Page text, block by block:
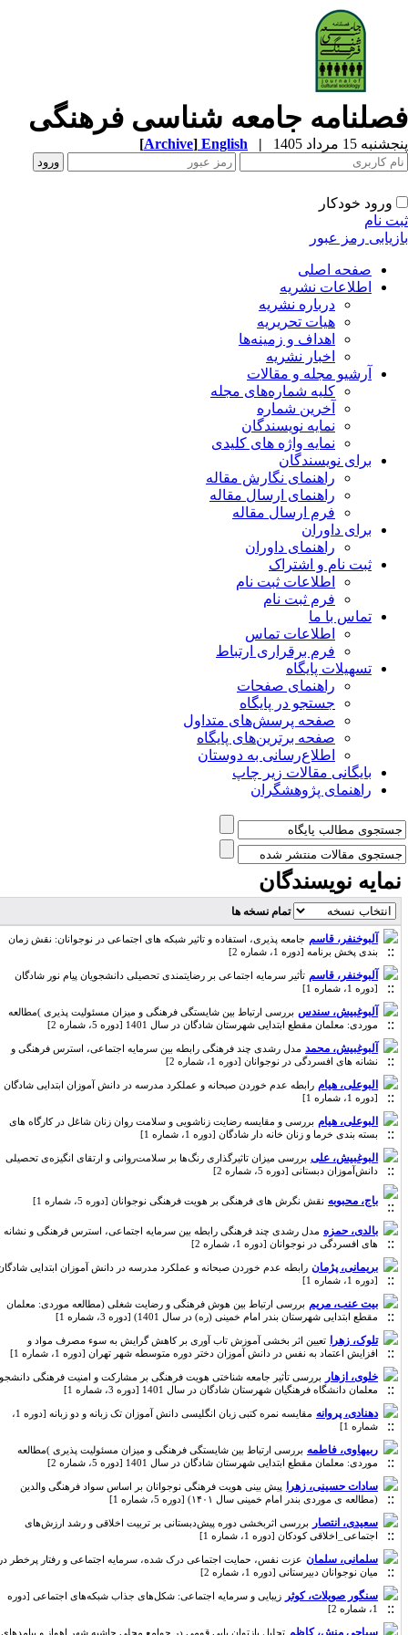
جامعه شناسی فرهنگی
15 مرداد 1405 |
English
[Archive]
ورود خودکار
نام
رمز عبور
صفحه اصلی
اطلاعات نشریه
درباره نشریه
هیات تحریریه
اهداف و زمینه‌ها
اخبار نشریه
آرشیو مجله و مقالات
کلیه شماره‌های مجله
آخرین شماره
نمایه نویسندگان
نمایه واژه های کلیدی
برای نویسندگان
راهنمای نگارش مقاله
راهنمای ارسال مقاله
فرم ارسال مقاله
برای داوران
راهنمای داوران
ثبت نام و اشتراک
اطلاعات ثبت نام
فرم ثبت نام
تماس با ما
اطلاعات تماس
فرم برقراری ارتباط
تسهیلات پایگاه
راهنمای صفحات
جستجو در پایگاه
صفحه پرسش‌های متداول
صفحه برترین‌های پایگاه
اطلاع‌رسانی به دوستان
بایگانی مقالات زیر چاپ
راهنمای پژوهشگران
نویسندگان
تمام نسخه ها
آلبوخنفر، قاسم جامعه پذیری، استفاده و تاثیر شبکه های اجتماعی در نوجوانان: نقش زمان
بندی پخش برنامه [دوره 1، شماره 2]
آلبوخنفر، قاسم تأثیر سرمایه اجتماعی بر رضایتمندی تحصیلی دانشجویان پیام نور شادگان
[دوره 1، شماره 1]
آلبوغبیش، سندس بررسی ارتباط بین شایستگی فرهنگی و میزان مسئولیت پذیری )مطالعه
موردی: معلمان مقطع ابتدایی شهرستان شادگان در سال 1401 [دوره 5، شماره 2]
آلبوغبیش، محمد مدل رشدی چند فرهنگی رابطه بین سرمایه اجتماعی، استرس فرهنگی و
نشانه های افسردگی در نوجوانان [دوره 1، شماره 2]
البوعلی، هیام رابطه عدم خوردن صبحانه و عملکرد مدرسه در دانش آموزان ابتدایی شادگان
[دوره 1، شماره 1]
البوعلی، هیام بررسی و مقایسه رضایت زناشویی و سلامت روان زنان شاغل در کارگاه های
بسته بندی خرما و زنان خانه دار شادگان [دوره 1، شماره 1]
البوغبیش، علی بررسی میزان تاثیرگذاری رنگ‌ها بر سلامت‌روانی و ارتقای انگیزه‌ی تحصیلی
دانش‌آموزان دبستانی [دوره 5، شماره 2]
باج، محبوبه نقش نگرش های فرهنگی بر هویت فرهنگی نوجوانان [دوره 5، شماره 1]
بالدی، حمزه مدل رشدی چند فرهنگی رابطه بین سرمایه اجتماعی، استرس فرهنگی و نشانه
های افسردگی در نوجوانان [دوره 1، شماره 2]
بریمانی، پژمان رابطه عدم خوردن صبحانه و عملکرد مدرسه در دانش آموزان ابتدایی شادگان
[دوره 1، شماره 1]
بیت عنب، مریم بررسی ارتباط بین هوش فرهنگی و رضایت شغلی (مطالعه موردی: معلمان
مقطع ابتدایی شهرستان بندر امام خمینی (ره) در سال 1401) [دوره 3، شماره 1]
تلوک، زهرا تعیین اثر بخشی آموزش تاب آوری بر کاهش گرایش به سوء مصرف مواد و
افزایش اعتماد به نفس در دانش آموزان دختر دوره متوسطه شهر تهران [دوره 1، شماره 1]
خلوی، ازهار بررسی تأثیر جامعه شناختی هویت فرهنگی بر مشارکت و امنیت فرهنگی دانشجو
معلمان دانشگاه فرهنگیان شهرستان شادگان در سال 1401 [دوره 3، شماره 1]
دهنادی، پروانه
مقایسه نمره کتبی زبان انگلیسی دانش آموزان تک زبانه و دو زبانه [دوره 1،
شماره 1]
ربیهاوی، فاطمه بررسی ارتباط بین شایستگی فرهنگی و میزان مسئولیت پذیری )مطالعه
موردی: معلمان مقطع ابتدایی شهرستان شادگان در سال 1401 [دوره 5، شماره 2]
سادات حسینی، زهرا پیش بینی هویت فرهنگی نوجوانان بر اساس سواد فرهنگی والدین
(مطالعه ی موردی بندر امام خمینی سال ۱۴۰۱) [دوره 5، شماره 1]
سعیدی، انتصار بررسی اثربخشی دوره پیش‌دبستانی بر تربیت اخلاقی و رشد ارزش‌های
اجتماعی_اخلاقی کودکان [دوره 1، شماره 1]
سلمانی، سلمان عزت نفس، حمایت اجتماعی درک شده، سرمایه اجتماعی و رفتار پرخطر در
میان نوجوانان دبیرستانی [دوره 1، شماره 2]
سنگور صویلات، کوثر زیبایی و سرمایه اجتماعی: شکل‌های جذاب شبکه‌های اجتماعی [دوره
1، شماره 2]
سیاحی منش، کاظم تحلیل بازتوان یابی قومی در جوامع محلی حاشیه شهر اهواز و پیامدهای